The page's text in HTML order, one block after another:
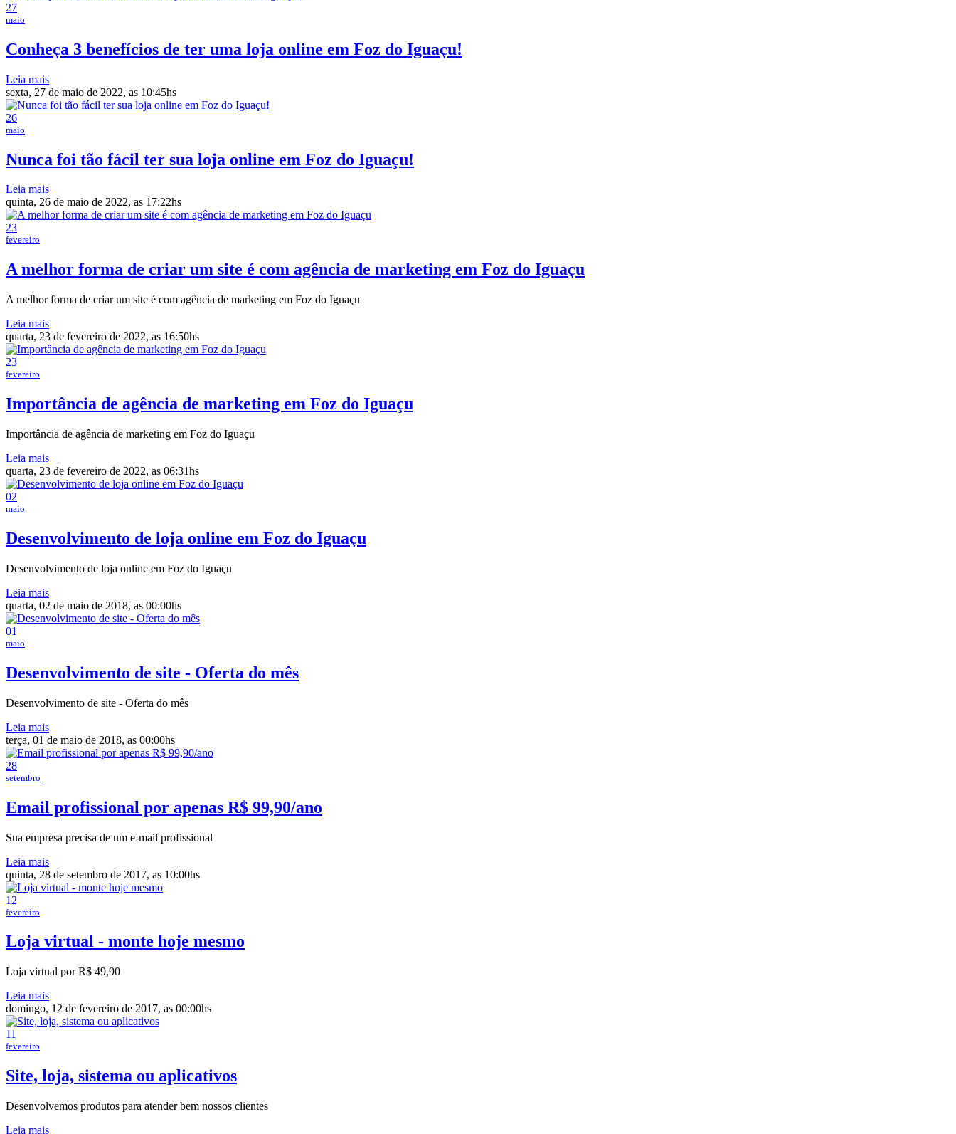
27
maio
Conheça 3 benefícios de ter uma loja online em Foz do Iguaçu!
Leia mais
sexta, 27 de maio de 2022, as 10:45hs
26
maio
Nunca foi tão fácil ter sua loja online em Foz do Iguaçu!
Leia mais
quinta, 26 de maio de 2022, as 17:22hs
23
fevereiro
A melhor forma de criar um site é com agência de marketing em Foz do Iguaçu
A melhor forma de criar um site é com agência de marketing em Foz do Iguaçu
Leia mais
quarta, 23 de fevereiro de 2022, as 16:50hs
23
fevereiro
Importância de agência de marketing em Foz do Iguaçu
Importância de agência de marketing em Foz do Iguaçu
Leia mais
quarta, 23 de fevereiro de 2022, as 06:31hs
02
maio
Desenvolvimento de loja online em Foz do Iguaçu
Desenvolvimento de loja online em Foz do Iguaçu
Leia mais
quarta, 02 de maio de 2018, as 00:00hs
01
maio
Desenvolvimento de site - Oferta do mês
Desenvolvimento de site - Oferta do mês
Leia mais
terça, 01 de maio de 2018, as 00:00hs
28
setembro
Email profissional por apenas R$ 99,90/ano
Sua empresa precisa de um e-mail profissional
Leia mais
quinta, 28 de setembro de 2017, as 10:00hs
12
fevereiro
Loja virtual - monte hoje mesmo
Loja virtual por R$ 49,90
Leia mais
domingo, 12 de fevereiro de 2017, as 00:00hs
11
fevereiro
Site, loja, sistema ou aplicativos
Desenvolvemos produtos para atender bem nossos clientes
Leia mais